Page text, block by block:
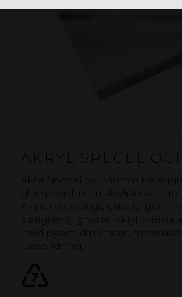
AKRYL SPEGEL
Akryl Spegel har samma
glasspegel, men akrylplasten
Finns i en mängd olika färger,
designmöjligheter. Akryl Prisma
med pyramidmönster, materialet
ljusspridning.